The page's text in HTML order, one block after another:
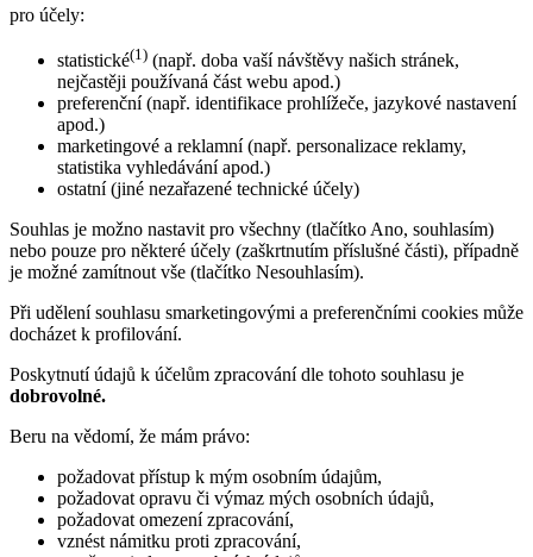
pro účely:
statistické(1) (např. doba vaší návštěvy našich stránek,
nejčastěji používaná část webu apod.)
preferenční (např. identifikace prohlížeče, jazykové nastavení
apod.)
marketingové a reklamní (např. personalizace reklamy,
statistika vyhledávání apod.)
ostatní (jiné nezařazené technické účely)
Souhlas je možno nastavit pro všechny (tlačítko Ano, souhlasím)
nebo pouze pro některé účely (zaškrtnutím příslušné části), případně
je možné zamítnout vše (tlačítko Nesouhlasím).
Při udělení souhlasu smarketingovými a preferenčními cookies může
docházet k profilování.
Poskytnutí údajů k účelům zpracování dle tohoto souhlasu je
dobrovolné.
Beru na vědomí, že mám právo:
požadovat přístup k mým osobním údajům,
požadovat opravu či výmaz mých osobních údajů,
požadovat omezení zpracování,
vznést námitku proti zpracování,